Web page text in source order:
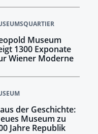
Museum
1300 Exponate
Wiener Moderne
der Geschichte:
Museum zu
Jahre Republik